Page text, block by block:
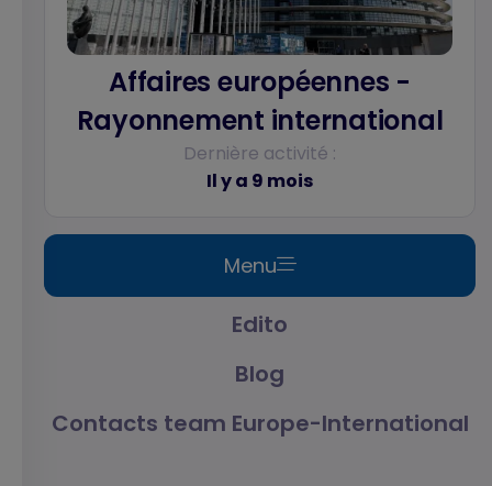
Affaires européennes -
Rayonnement international
Dernière activité :
Il y a 9 mois
Menu
Edito
Blog
Contacts team Europe-International